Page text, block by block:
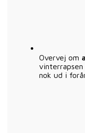
Overvej om
nok ud i